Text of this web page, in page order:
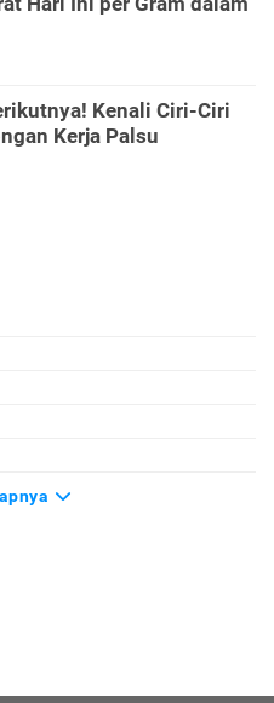
Kenali Ciri-Ciri
Kerja Palsu